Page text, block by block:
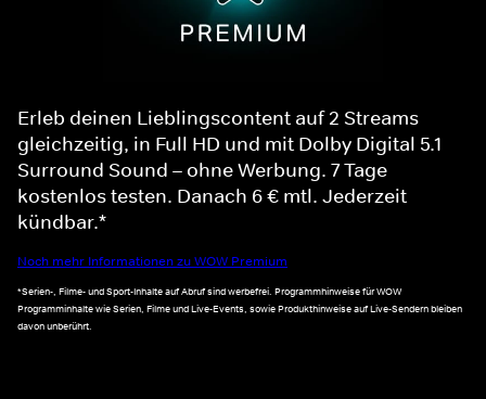
Erleb deinen Lieblingscontent auf 2 Streams
gleichzeitig, in Full HD und mit Dolby Digital 5.1
Surround Sound – ohne Werbung. 7 Tage
kostenlos testen. Danach 6 € mtl. Jederzeit
kündbar.*
Noch mehr Informationen zu WOW Premium
*Serien-, Filme- und Sport-Inhalte auf Abruf sind werbefrei. Programmhinweise für WOW
Programminhalte wie Serien, Filme und Live-Events, sowie Produkthinweise auf Live-Sendern bleiben
davon unberührt.